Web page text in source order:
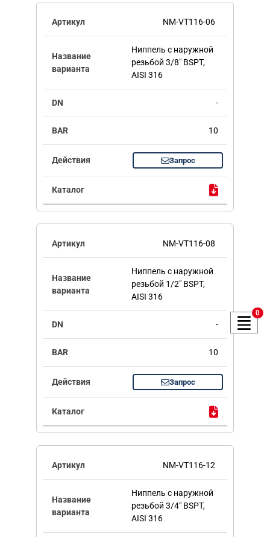
NM-VT116-06
Ниппель с наружной
резьбой 3/8" BSPT,
AISI 316
-
10
Запрос
NM-VT116-08
Ниппель с наружной
резьбой 1/2" BSPT,
AISI 316
-
10
Запрос
NM-VT116-12
Ниппель с наружной
резьбой 3/4" BSPT,
AISI 316
0